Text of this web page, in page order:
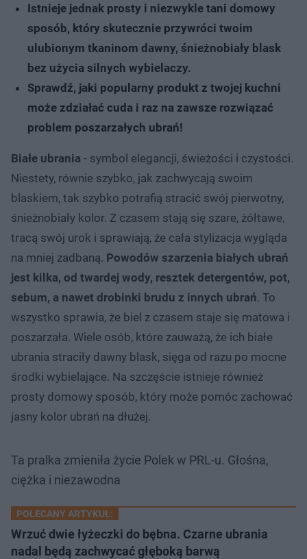
Istnieje jednak prosty i niezwykle tani domowy
sposób, który skutecznie przywróci twoim
ulubionym tkaninom dawny, śnieżnobiały blask
bez użycia silnych wybielaczy.
Sprawdź, jaki popularny produkt z twojej kuchni
może zdziałać cuda i raz na zawsze rozwiązać
problem poszarzałych ubrań!
Białe ubrania - symbol elegancji, świeżości i czystości.
Niestety, równie szybko, jak zachwycają swoim
blaskiem, tak szybko potrafią stracić swój pierwotny,
śnieżnobiały kolor. Z czasem stają się szare, żółtawe,
tracą swój urok i sprawiają, że cała stylizacja wygląda
na mniej zadbaną. Powodów szarzenia białych ubrań
jest kilka, od twardej wody, resztek detergentów, pot,
sebum, a nawet drobinki brudu z innych ubrań. To
wszystko sprawia, że biel z czasem staje się matowa i
poszarzała. Wiele osób, które zauważą, że ich białe
ubrania straciły dawny blask, sięga od razu po mocne
środki wybielające. Na szczęście istnieje również
prosty domowy sposób, który może pomóc zachować
jasny kolor ubrań na dłużej.
Ta pralka zmieniła życie Polek w PRL-u. Głośna,
ciężka i niezawodna
POLECANY ARTYKUŁ:
Wrzuć dwie łyżeczki do bębna. Czarne ubrania
nadal będą zachwycać głęboką barwą